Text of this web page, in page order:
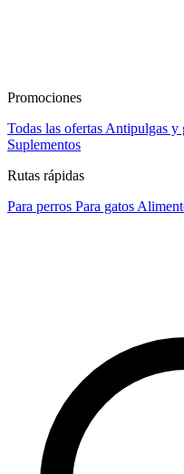
Promociones
Todas las ofertas Antipulgas y
Suplementos
Rutas rápidas
Para perros Para gatos